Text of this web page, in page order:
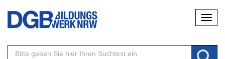
Direkt
Inhalt